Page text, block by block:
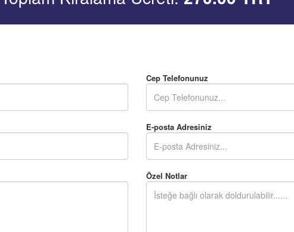
Cep Telefonunuz
E-posta Adresiniz
Özel Notlar